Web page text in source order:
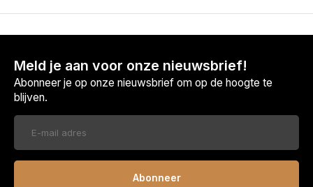
Meld je aan voor onze nieuwsbrief!
Abonneer je op onze nieuwsbrief om op de hoogte te
blijven.
Abonneer